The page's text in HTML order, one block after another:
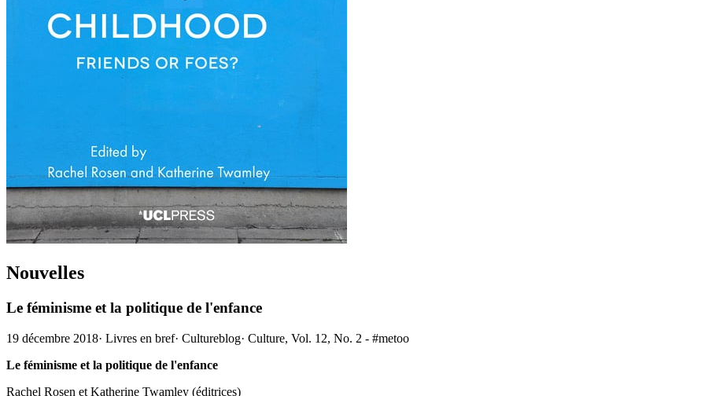
Nouvelles
Le féminisme et la politique de l'enfance
19 décembre 2018· Livres en bref· Cultureblog· Culture, Vol. 12, No. 2 - #metoo
Le féminisme et la politique de l'enfance
Rachel Rosen et Katherine Twamley (éditrices)